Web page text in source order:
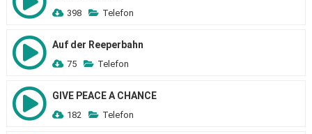
398 Telefon
Auf der Reeperbahn
75 Telefon
GIVE PEACE A CHANCE
182 Telefon